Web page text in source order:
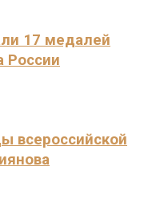
17 медалей
России
всероссийской